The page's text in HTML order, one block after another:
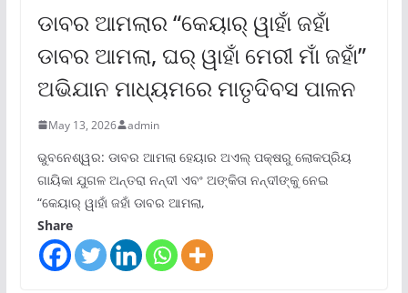
ଡାବର ଆମଲାର “କେୟାର୍ ୱାହାଁ ଜହାଁ
ଡାବର ଆମଲା, ଘର୍ ୱାହାଁ ମେରୀ ମାଁ ଜହାଁ”
ଅଭିଯାନ ମାଧ୍ୟମରେ ମାତୃଦିବସ ପାଳନ
May 13, 2026 admin
ଭୁବନେଶ୍ୱର: ଡାବର ଆମଲା ହେୟାର ଅଏଲ୍ ପକ୍ଷରୁ ଲୋକପ୍ରିୟ
ଗାୟିକା ଯୁଗଳ ଅନ୍ତରା ନନ୍ଦୀ ଏବଂ ଅଙ୍କିତା ନନ୍ଦୀଙ୍କୁ ନେଇ
“କେୟାର୍ ୱାହାଁ ଜହାଁ ଡାବର ଆମଲା,
Share